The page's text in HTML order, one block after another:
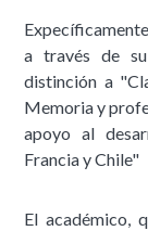
a través de
distinción a
Memoria y
apoyo al
Francia y Chile"
El académico,